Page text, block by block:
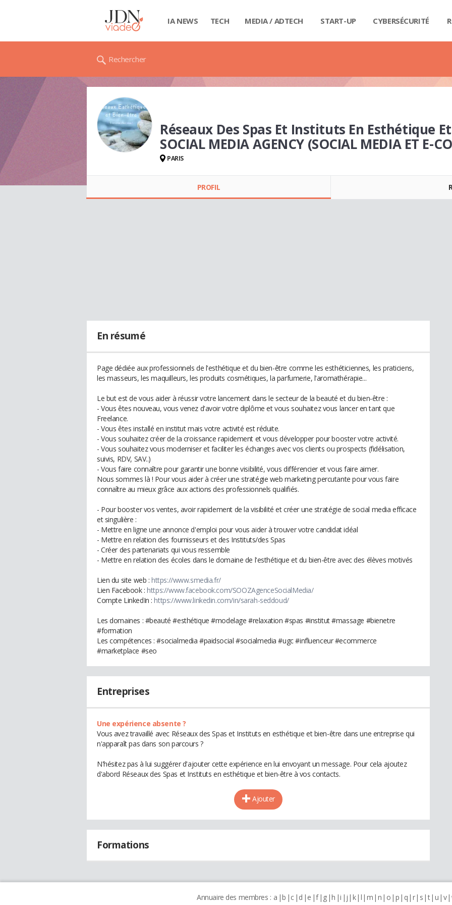
IA NEWS TECH MEDIA / ADTECH START-UP CYBERSÉCURITÉ
Rechercher
Esthétique Et Bien-
(SOCIAL MEDIA ET E-
Réseaux Des Spas Et Instituts En Esthétique
SOCIAL MEDIA AGENCY (SOCIAL MEDIA ET E-
PARIS
PROFIL
En résumé
Page dédiée aux professionnels de l'esthétique et du bien-être comme les esthéticiennes, les praticiens,
les masseurs, les maquilleurs, les produits cosmétiques, la parfumerie, l'aromathérapie...
Le but est de vous aider à réussir votre lancement dans le secteur de la beauté et du bien-être :
- Vous êtes nouveau, vous venez d'avoir votre diplôme et vous souhaitez vous lancer en tant que
Freelance.
- Vous êtes installé en institut mais votre activité est réduite.
- Vous souhaitez créer de la croissance rapidement et vous développer pour booster votre activité.
- Vous souhaitez vous moderniser et faciliter les échanges avec vos clients ou prospects (fidélisation,
suivis, RDV, SAV..)
- Vous faire connaître pour garantir une bonne visibilité, vous différencier et vous faire aimer.
Nous sommes là ! Pour vous aider à créer une stratégie web marketing percutante pour vous faire
connaître au mieux grâce aux actions des professionnels qualifiés.
- Pour booster vos ventes, avoir rapidement de la visibilité et créer une stratégie de social media efficace
et singulière :
- Mettre en ligne une annonce d'emploi pour vous aider à trouver votre candidat idéal
- Mettre en relation des fournisseurs et des Instituts/des Spas
- Créer des partenariats qui vous ressemble
- Mettre en relation des écoles dans le domaine de l'esthétique et du bien-être avec des élèves motivés
Lien du site web :https://www.smedia.fr/
Lien Facebook :https://www.facebook.com/SOOZAgenceSocialMedia/
Compte LinkedIn :https://www.linkedin.com/in/sarah-seddoud/
Les domaines : #beauté #esthétique #modelage #relaxation #spas #institut #massage #bienetre
#formation
Les compétences : #socialmedia #paidsocial #socialmedia #ugc #influenceur #ecommerce
#marketplace #seo
Entreprises
Une expérience absente ?
Vous avez travaillé avec Réseaux des Spas et Instituts en esthétique et bien-être dans une entreprise qui
n'apparaît pas dans son parcours ?
N'hésitez pas à lui suggérer d'ajouter cette expérience en lui envoyant un message. Pour cela ajoutez
d'abord Réseaux des Spas et Instituts en esthétique et bien-être à vos contacts.
Ajouter
Formations
Annuaire des membres : a b c d e f g h i j k l m n o p q r s t u v